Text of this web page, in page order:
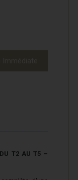
DU T2 AU T5 –